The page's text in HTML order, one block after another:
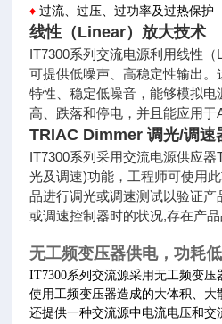
♦过流、过压、过功率及过热保护
线性（Linear）放大技术
IT7300系列交流电源利用线性（
可提供低噪声、高稳定性输出
特性、稳定低噪音，能够模拟
高、跌落和停电，并且能应用于
TRIAC Dimmer 调光/调速
IT7300系列采用交流电源供应
光及调速)功能，工程师可使用
品进行调光或调速测试以验证
或调速控制器时的状况,存在产品
无工频变压器供电，功耗低
IT7300系列交流源采用无工频变压
使用工频变压器造成的大体积、大
还提供一种交流源中电流电压和